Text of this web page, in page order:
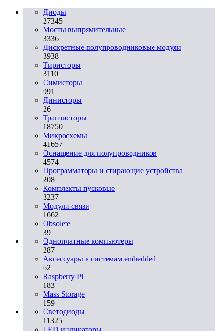
Диоды
27345
Мосты выпрямительные
3336
Дискретные полупроводниковые модули
3938
Тиристоры
3110
Симисторы
991
Динисторы
26
Транзисторы
18750
Микросхемы
41657
Оснащение для полупроводников
4574
Программаторы и стирающие устройства
208
Комплекты пусковые
3237
Модули связи
1662
Obsolete
39
Одноплатные компьютеры
287
Аксессуары к системам embedded
62
Raspberry Pi
183
Mass Storage
159
Светодиоды
11325
LED индикаторы